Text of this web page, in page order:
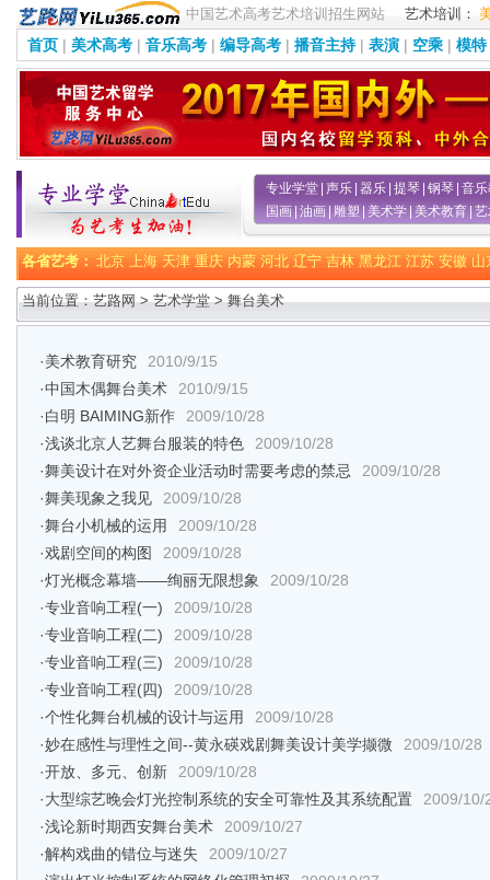
中国艺术高考艺术培训招生网站 艺术培训：
首页 | 美术高考 | 音乐高考 | 编导高考 | 播音主持 | 表演 | 空乘 | 模特
专业学堂 声乐 器乐 提琴 钢琴 音
国画 油画 雕塑 美术学 美术教育
各省艺考： 北京 上海 天津 重庆 内蒙 河北 辽宁 吉林 黑龙江 江苏 安徽 山
当前位置：艺路网 >艺术学堂>舞台美术
·美术教育研究
2010/9/15
·中国木偶舞台美术
2010/9/15
·白明 BAIMING新作
2009/10/28
·浅谈北京人艺舞台服装的特色
2009/10/28
·舞美设计在对外资企业活动时需要考虑的禁忌
2009/10/28
·舞美现象之我见
2009/10/28
·舞台小机械的运用
2009/10/28
·戏剧空间的构图
2009/10/28
·灯光概念幕墙——绚丽无限想象
2009/10/28
·专业音响工程(一)
2009/10/28
·专业音响工程(二)
2009/10/28
·专业音响工程(三)
2009/10/28
·专业音响工程(四)
2009/10/28
·个性化舞台机械的设计与运用
2009/10/28
·妙在感性与理性之间--黄永碤戏剧舞美设计美学撷微
2009/10/28
·开放、多元、创新
2009/10/28
·大型综艺晚会灯光控制系统的安全可靠性及其系统配置
2009/10/
·浅论新时期西安舞台美术
2009/10/27
·解构戏曲的错位与迷失
2009/10/27